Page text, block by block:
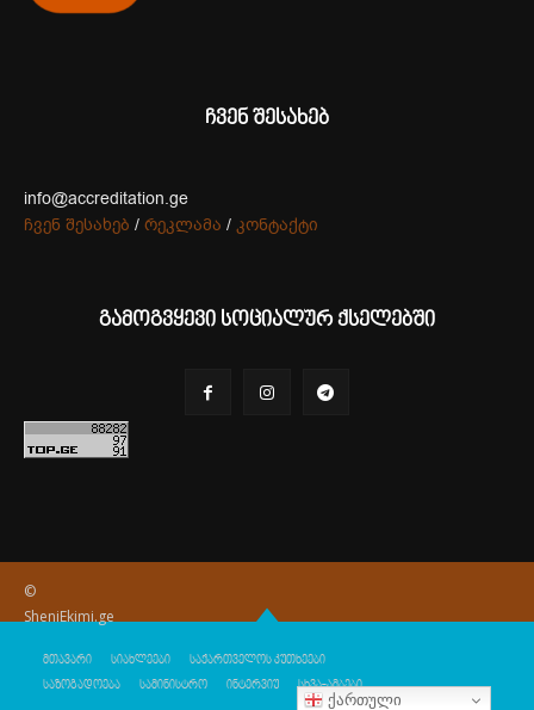
ჩვენ შესახებ
info@accreditation.ge
ჩვენ შესახებ / რეკლამა / კონტაქტი
გამოგვყევი სოციალურ ქსელებში
©
SheniEkimi.ge
მთავარი სიახლეები საქართველოს კუთხეები
საზოგადოება სამინისტრო ინტერვიუ სხვა-ამბები
ქართული